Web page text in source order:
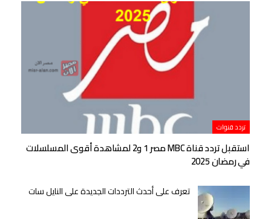
تردد قنوات
استقبل تردد قناة MBC مصر 1 و2 لمشاهدة أقوى المسلسلات
في رمضان 2025
تعرف على أحدث الترددات الجديدة على النايل سات